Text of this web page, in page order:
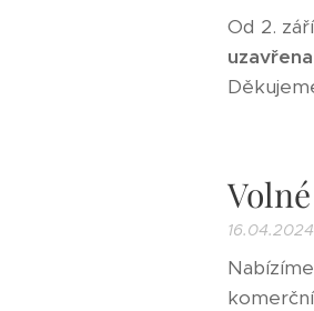
Od 2.
uzavřena
16.04.2024